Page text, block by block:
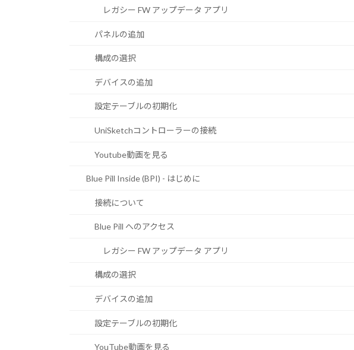
レガシー FW アップデータ アプリ
パネルの追加
構成の選択
デバイスの追加
設定テーブルの初期化
UniSketchコントローラーの接続
Youtube動画を見る
Blue Pill Inside (BPI) - はじめに
接続について
Blue Pill へのアクセス
レガシー FW アップデータ アプリ
構成の選択
デバイスの追加
設定テーブルの初期化
YouTube動画を見る